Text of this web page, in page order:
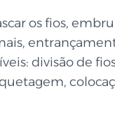
os fios,
divisão de